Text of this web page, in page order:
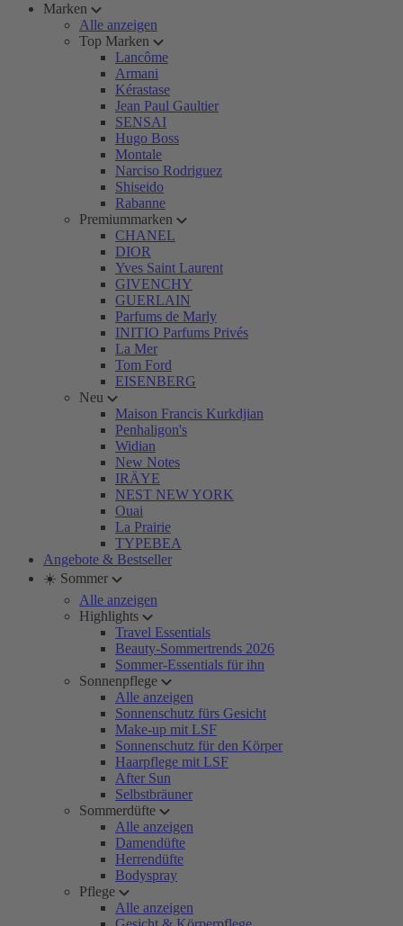
Marken
Alle anzeigen
Top Marken
Lancôme
Armani
Kérastase
Jean Paul Gaultier
SENSAI
Hugo Boss
Montale
Narciso Rodriguez
Shiseido
Rabanne
Premiummarken
CHANEL
DIOR
Yves Saint Laurent
GIVENCHY
GUERLAIN
Parfums de Marly
INITIO Parfums Privés
La Mer
Tom Ford
EISENBERG
Neu
Maison Francis Kurkdjian
Penhaligon's
Widian
New Notes
IRÄYE
NEST NEW YORK
Ouai
La Prairie
TYPEBEA
Angebote & Bestseller
☀️ Sommer
Alle anzeigen
Highlights
Travel Essentials
Beauty-Sommertrends 2026
Sommer-Essentials für ihn
Sonnenpflege
Alle anzeigen
Sonnenschutz fürs Gesicht
Make-up mit LSF
Sonnenschutz für den Körper
Haarpflege mit LSF
After Sun
Selbstbräuner
Sommerdüfte
Alle anzeigen
Damendüfte
Herrendüfte
Bodyspray
Pflege
Alle anzeigen